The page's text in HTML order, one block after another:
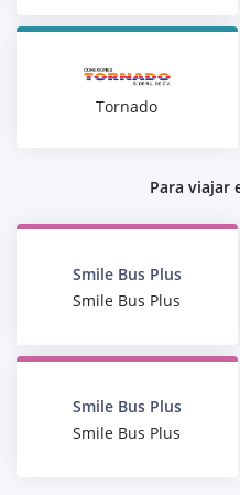
Tornado
Para viajar
Smile Bus Plus
Smile Bus Plus
Smile Bus Plus
Smile Bus Plus